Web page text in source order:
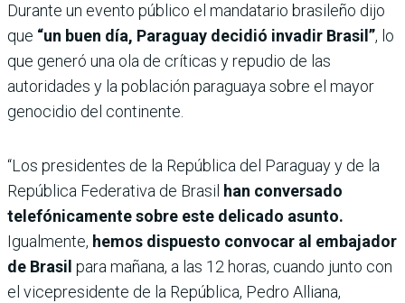
Durante un evento público el mandatario brasileño dijo
que “un buen día, Paraguay decidió invadir Brasil”, lo
que generó una ola de críticas y repudio de las
autoridades y la población paraguaya sobre el mayor
genocidio del continente.
“Los presidentes de la República del Paraguay y de la
República Federativa de Brasil han conversado
telefónicamente sobre este delicado asunto.
Igualmente, hemos dispuesto convocar al embajador
de Brasil para mañana, a las 12 horas, cuando junto con
el vicepresidente de la República, Pedro Alliana,